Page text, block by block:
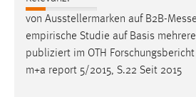
von Ausstellermarken auf B2B-
empirische Studie auf Basis
publiziert im OTH
m+a report 5/2015, S.22 Seit 2015